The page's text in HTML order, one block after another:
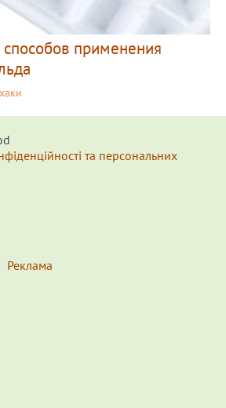
применения
та персональних
Реклама